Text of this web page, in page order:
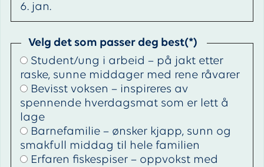
6. jan.
Velg det som passer deg best
Student/ung i arbeid – på jakt etter
raske, sunne middager med rene råvarer
Bevisst voksen – inspireres av
spennende hverdagsmat som er lett å
lage
Barnefamilie – ønsker kjapp, sunn og
smakfull middag til hele familien
Erfaren fiskespiser – oppvokst med